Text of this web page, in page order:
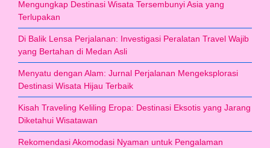
Mengungkap Destinasi Wisata Tersembunyi Asia yang
Terlupakan
Di Balik Lensa Perjalanan: Investigasi Peralatan Travel Wajib
yang Bertahan di Medan Asli
Menyatu dengan Alam: Jurnal Perjalanan Mengeksplorasi
Destinasi Wisata Hijau Terbaik
Kisah Traveling Keliling Eropa: Destinasi Eksotis yang Jarang
Diketahui Wisatawan
Rekomendasi Akomodasi Nyaman untuk Pengalaman